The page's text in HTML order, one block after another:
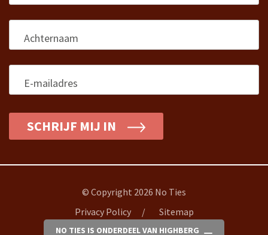
Achternaam
E-mailadres
SCHRIJF MIJ IN
© Copyright 2026 No Ties
Privacy Policy
Sitemap
NO TIES IS ONDERDEEL VAN HIGHBERG